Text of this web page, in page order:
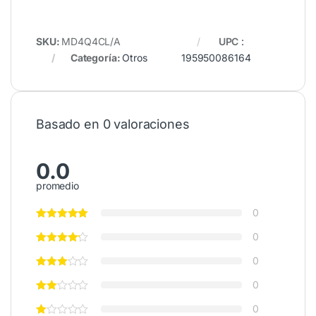
SKU: MD4Q4CL/A
Categoría:Otros
UPC :
195950086164
Basado en 0 valoraciones
0.0
promedio
0
0
0
0
0